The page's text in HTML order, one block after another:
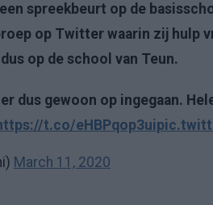
spreekbeurt op de
op Twitter waarin zij hulp
op de school van Teun.
dus gewoon op ingegaan.
t.co/eHBPqop3ui
March 11, 2020